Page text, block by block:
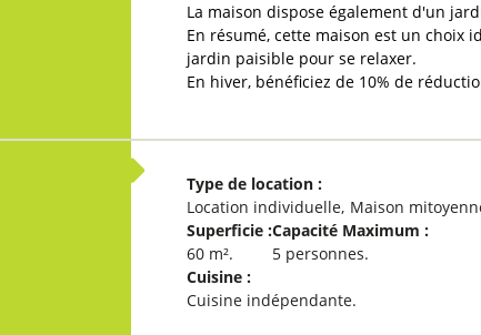
La maison dispose également d'un
En résumé, cette maison est un choix
jardin paisible pour se relaxer.
En hiver, bénéficiez de 10% de
Type de location :
Location individuelle Maison
Superficie :
60 m²
Capacité Maximum :
5 personnes
Cuisine :
Cuisine indépendante